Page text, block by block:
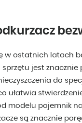
w ostatnich latach
jest znacznie
do
ułatwia
modelu pojemnik
są znacznie